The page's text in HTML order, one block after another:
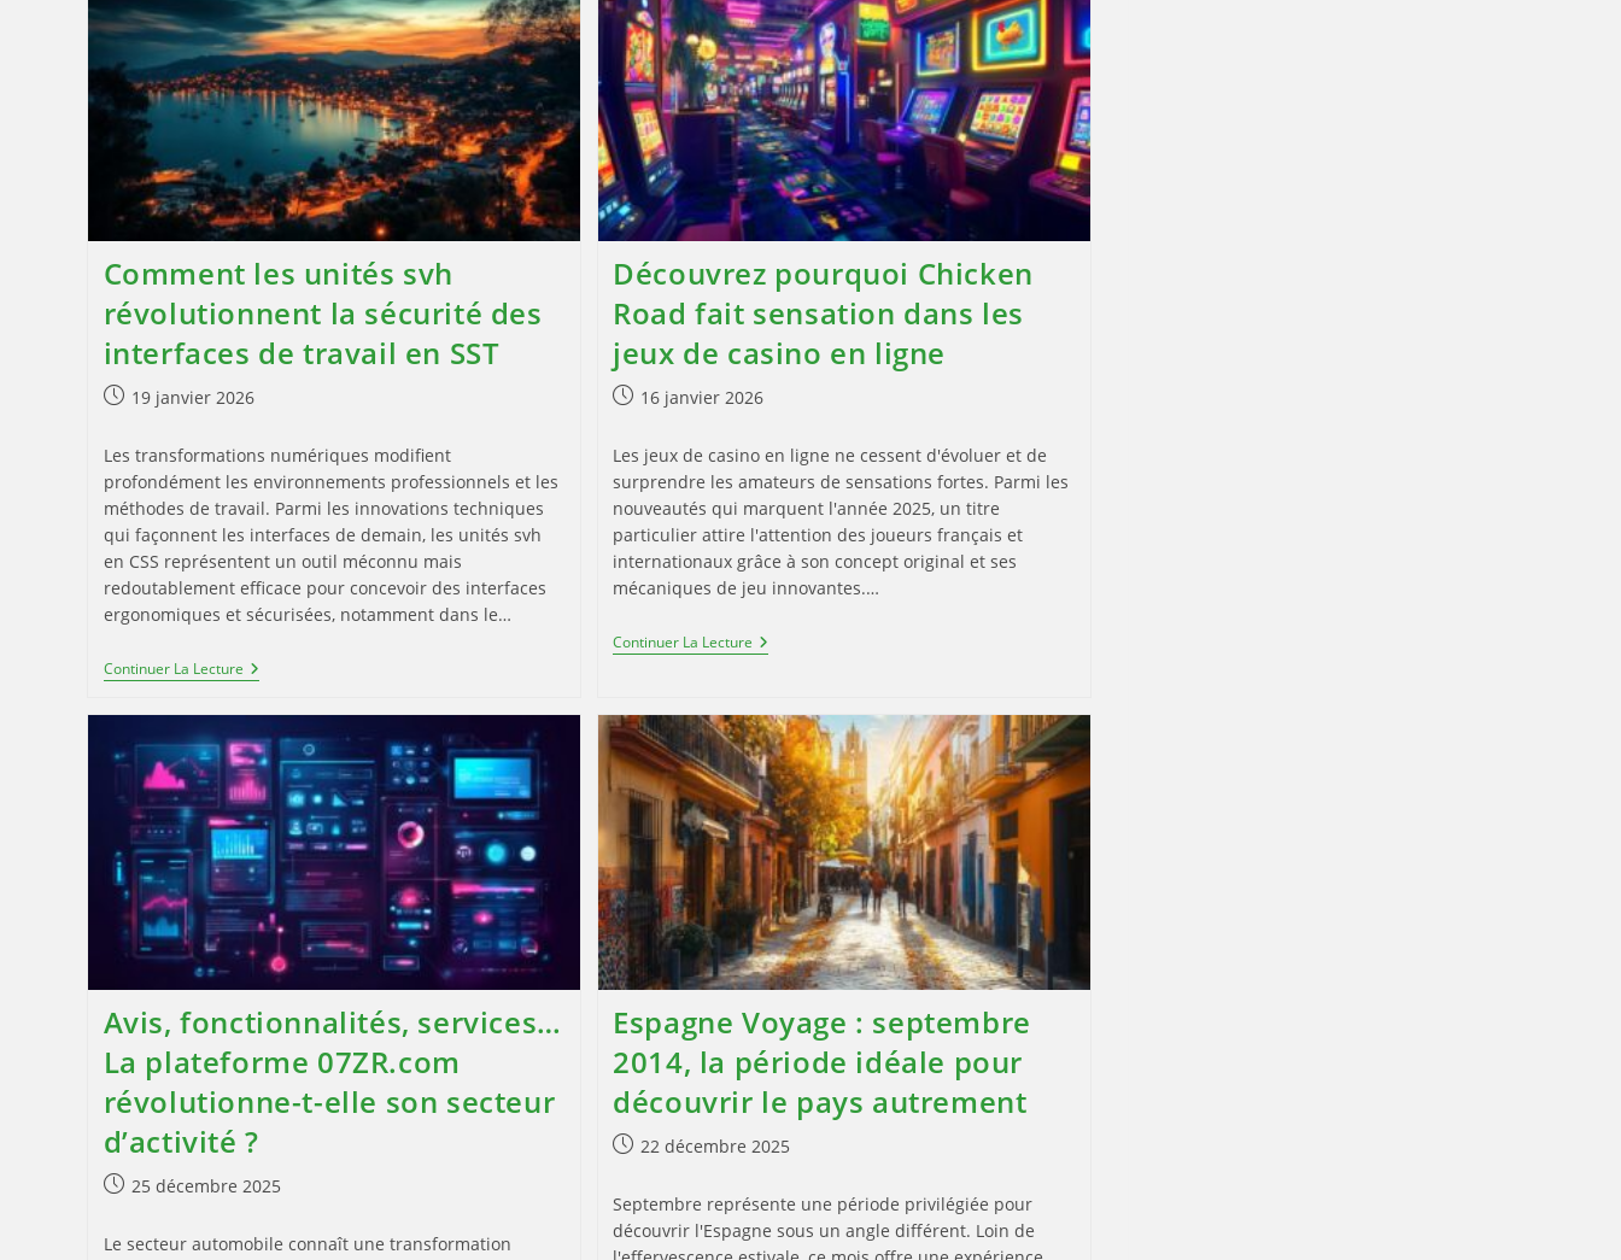
De
Bienvenue
Dans
Les
Casinos
En
Ligne
La
Mode
Intemporelle
Comment les unités svh
révolutionnent la sécurité des
interfaces de travail en SST
Publication
19 janvier 2026
Les transformations numériques modifient
profondément les environnements professionnels et les
méthodes de travail. Parmi les innovations techniques
qui façonnent les interfaces de demain, les unités svh
en CSS représentent un outil méconnu mais
redoutablement efficace pour concevoir des interfaces
ergonomiques et sécurisées, notamment dans le…
Continuer La LectureComment
Les
Révolutionnent
La
Sécurité
Des
Interfaces
De
Travail
En
SST
Découvrez pourquoi Chicken
Road fait sensation dans les
jeux de casino en ligne
Publication
16 janvier 2026
Les jeux de casino en ligne ne cessent d'évoluer et de
surprendre les amateurs de sensations fortes. Parmi les
nouveautés qui marquent l'année 2025, un titre
particulier attire l'attention des joueurs français et
internationaux grâce à son concept original et ses
mécaniques de jeu innovantes.…
Continuer La Lecture Découvrez
Pourquoi
Fait
Sensation
Dans
Les
Jeux
De
Casino
En
Ligne
Avis, fonctionnalités, services…
La plateforme 07ZR.com
révolutionne-t-elle son secteur
d’activité ?
Publication
25 décembre 2025
Le secteur automobile connaît une transformation
Espagne Voyage : septembre
2014, la période idéale pour
découvrir le pays autrement
Publication
22 décembre 2025
Septembre représente une période privilégiée pour
découvrir l'Espagne sous un angle différent. Loin de